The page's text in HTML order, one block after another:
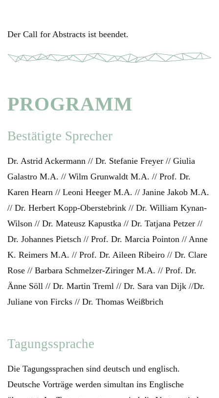
Der Call for Abstracts ist beendet.
PROGRAMM
Bestätigte Sprecher
Dr. Astrid Ackermann // Dr. Stefanie Freyer // Giulia
Galastro M.A. // Wilm Grunwaldt M.A. // Prof. Dr.
Karen Hearn // Leoni Heeger M.A. // Janine Jakob M.A.
// Dr. Herbert Kopp-Oberstebrink // Dr. William Kynan-
Wilson // Dr. Mateusz Kapustka // Dr. Tatjana Petzer //
Dr. Johannes Pietsch // Prof. Dr. Marcia Pointon // Anne
K. Reimers M.A. // Prof. Dr. Aileen Ribeiro // Dr. Clare
Rose // Barbara Schmelzer-Ziringer M.A. // Prof. Dr.
Änne Söll // Dr. Martin Treml // Dr. Sara van Dijk //Dr.
Juliane von Fircks // Dr. Thomas Weißbrich
Tagungssprache
Die Tagungssprachen sind deutsch und englisch.
Deutsche Vorträge werden simultan ins Englische